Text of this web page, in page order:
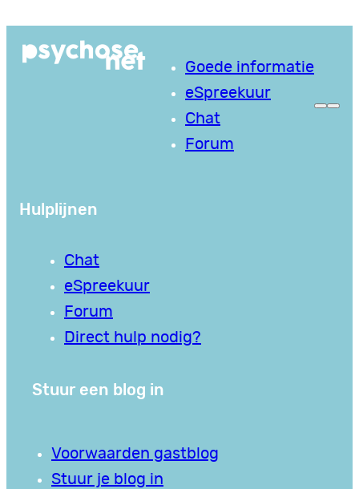
naar
Goede informatie
eSpreekuur
Chat
Forum
Hulplijnen
Chat
eSpreekuur
Forum
Direct hulp nodig?
Stuur een blog in
Voorwaarden gastblog
Stuur je blog in